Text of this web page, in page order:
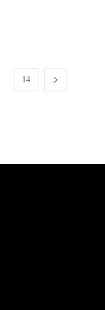
14